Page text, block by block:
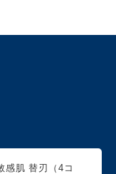
感肌 替刃（4コ